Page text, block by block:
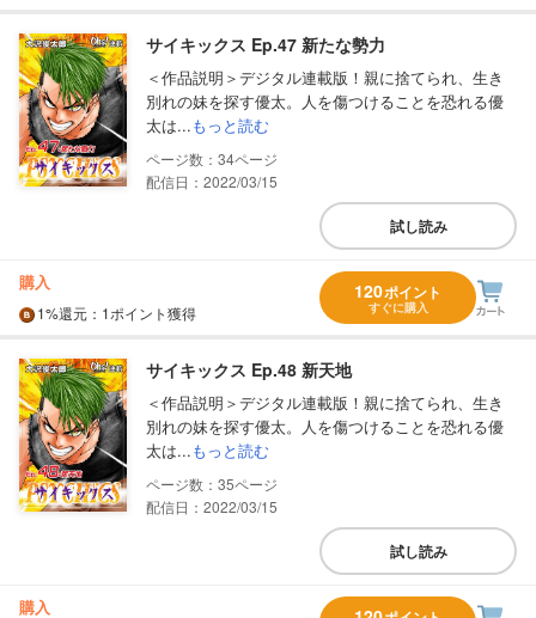
サイキックス Ep.47 新たな勢力
＜作品説明＞デジタル連載版！親に捨てられ、生き
別れの妹を探す優太。人を傷つけることを恐れる優
太は...もっと読む
34
配信日：2022/03/15
試し読み
購入
1%還元 ：1ポイント獲得
120ポイント
すぐに購入
サイキックス Ep.48 新天地
＜作品説明＞デジタル連載版！親に捨てられ、生き
別れの妹を探す優太。人を傷つけることを恐れる優
太は...もっと読む
35
配信日：2022/03/15
試し読み
購入